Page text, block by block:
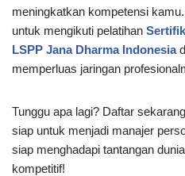
meningkatkan kompetensi
untuk mengikuti pelatihan
LSPP Jana Dharma Indonesia
memperluas jaringan
Tunggu apa lagi? Daftar
siap untuk menjadi manajer
siap menghadapi tantangan
kompetitif!